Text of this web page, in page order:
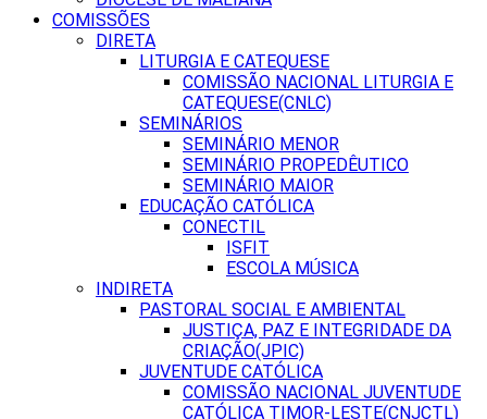
COMISSÕES
DIRETA
LITURGIA E CATEQUESE
COMISSÃO NACIONAL LITURGIA E
CATEQUESE(CNLC)
SEMINÁRIOS
SEMINÁRIO MENOR
SEMINÁRIO PROPEDÊUTICO
SEMINÁRIO MAIOR
EDUCAÇÃO CATÓLICA
CONECTIL
ISFIT
ESCOLA MÚSICA
INDIRETA
PASTORAL SOCIAL E AMBIENTAL
JUSTIÇA, PAZ E INTEGRIDADE DA
CRIAÇÃO(JPIC)
JUVENTUDE CATÓLICA
COMISSÃO NACIONAL JUVENTUDE
CATÓLICA TIMOR-LESTE(CNJCTL)